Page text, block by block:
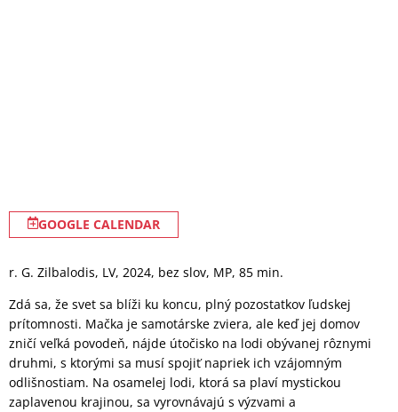
GOOGLE CALENDAR
r. G. Zilbalodis, LV, 2024, bez slov, MP, 85 min.
Zdá sa, že svet sa blíži ku koncu, plný pozostatkov ľudskej
prítomnosti. Mačka je samotárske zviera, ale keď jej domov
zničí veľká povodeň, nájde útočisko na lodi obývanej rôznymi
druhmi, s ktorými sa musí spojiť napriek ich vzájomným
odlišnostiam. Na osamelej lodi, ktorá sa plaví mystickou
zaplavenou krajinou, sa vyrovnávajú s výzvami a